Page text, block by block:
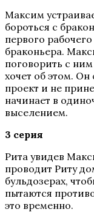
Максим
бороться с
первого
браконьера.
поговорить с
хочет об этом. Он
проект и не
начинает в
выселением.
3 серия
Рита увидев
проводит Риту
бульдозерах,
пытаются
это временно.